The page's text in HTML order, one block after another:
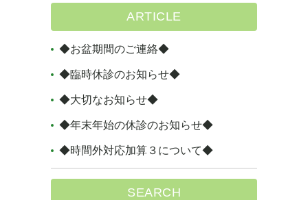
ARTICLE
◆お盆期間のご連絡◆
◆臨時休診のお知らせ◆
◆大切なお知らせ◆
◆年末年始の休診のお知らせ◆
◆時間外対応加算３について◆
SEARCH